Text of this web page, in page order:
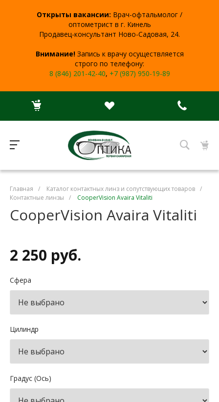
Открыты вакансии: Врач-офтальмолог /
оптометрист в г. Кинель
Продавец-консультант Ново-Садовая, 24.
Внимание!Запись к врачу осуществляется
строго по телефону:
8 (846) 201-42-40, +7 (987) 950-19-89
Главная / Каталог контактных линз и сопутствующих товаров /
Контактные линзы
/ CooperVision Avaira Vitaliti
CooperVision Avaira Vitaliti
2 250 руб.
Сфера
Цилиндр
Градус (Ось)